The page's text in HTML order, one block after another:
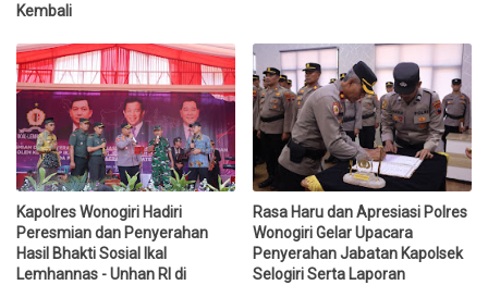
Kembali
Kapolres Wonogiri Hadiri
Peresmian dan Penyerahan
Hasil Bhakti Sosial Ikal
Lemhannas - Unhan RI di
Rasa Haru dan Apresiasi Polres
Wonogiri Gelar Upacara
Penyerahan Jabatan Kapolsek
Selogiri Serta Laporan